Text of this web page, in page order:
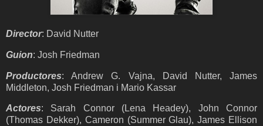
Director: David Nutter
Guion: Josh Friedman
Productores: Andrew G. Vajna, David Nutter, James
Middleton, Josh Friedman i Mario Kassar
Actores: Sarah Connor (Lena Headey), John Connor
(Thomas Dekker), Cameron (Summer Glau), James Ellison